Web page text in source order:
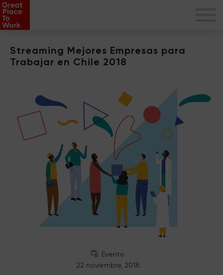
Streaming Mejores Empresas para
Trabajar en Chile 2018
Evento
22 noviembre, 2018